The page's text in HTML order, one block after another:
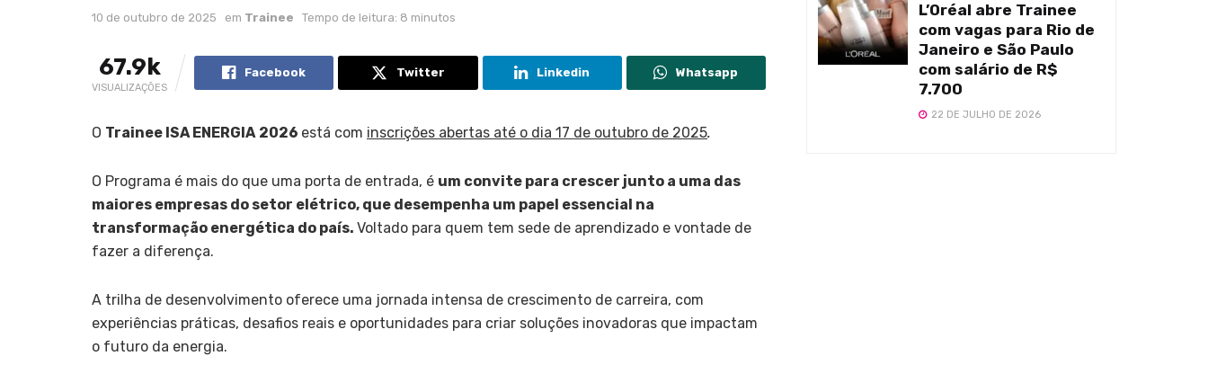
10 de outubro de 2025 em Trainee Tempo de leitura: 8 minutos
67.9k
VISUALIZAÇÕES
Facebook Twitter Linkedin Whatsapp
O Trainee ISA ENERGIA 2026 está com inscrições abertas até o dia 17 de outubro de 2025.
O Programa é mais do que uma porta de entrada, é um convite para crescer junto a uma das
maiores empresas do setor elétrico, que desempenha um papel essencial na
transformação energética do país. Voltado para quem tem sede de aprendizado e vontade de
fazer a diferença.
A trilha de desenvolvimento oferece uma jornada intensa de crescimento de carreira, com
experiências práticas, desafios reais e oportunidades para criar soluções inovadoras que impactam
o futuro da energia.
L’Oréal abre Trainee
com vagas para Rio de
Janeiro e São Paulo
com salário de R$
7.700
22 DE JULHO DE 2026